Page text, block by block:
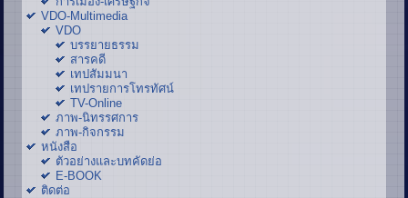
VDO-Multimedia
VDO
บรรยายธรรม
สารคดี
เทปสัมมนา
เทปรายการโทรทัศน์
TV-Online
ภาพ-นิทรรศการ
ภาพ-กิจกรรม
หนังสือ
ตัวอย่างและบทคัดย่อ
E-BOOK
ติดต่อ